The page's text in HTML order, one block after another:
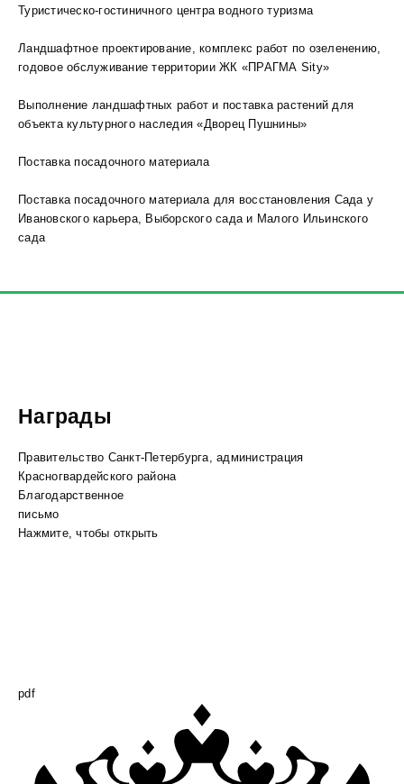
Туристическо-гостиничного центра водного туризма
Ландшафтное проектирование, комплекс работ по озеленению,
годовое обслуживание территории ЖК «ПРАГМА Sity»
Выполнение ландшафтных работ и поставка растений для
объекта культурного наследия «Дворец Пушнины»
Поставка посадочного материала
Поставка посадочного материала для восстановления Сада у
Ивановского карьера, Выборского сада и Малого Ильинского
сада
Награды
Правительство Санкт-Петербурга, администрация
Красногвардейского района
Благодарственное
письмо
Нажмите, чтобы открыть
pdf